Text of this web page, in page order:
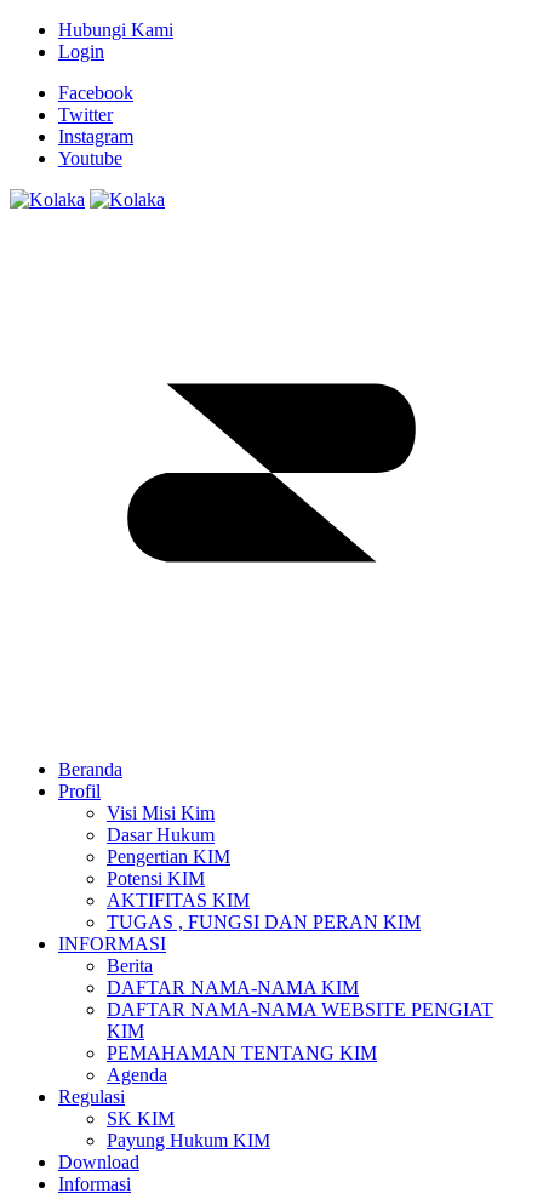
Hubungi Kami
Login
Facebook
Twitter
Instagram
Youtube
Beranda
Profil
Visi Misi Kim
Dasar Hukum
Pengertian KIM
Potensi KIM
AKTIFITAS KIM
TUGAS , FUNGSI DAN PERAN KIM
INFORMASI
Berita
DAFTAR NAMA-NAMA KIM
DAFTAR NAMA-NAMA WEBSITE PENGIAT
KIM
PEMAHAMAN TENTANG KIM
Agenda
Regulasi
SK KIM
Payung Hukum KIM
Download
Informasi